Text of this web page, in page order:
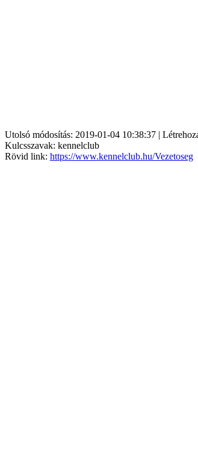
Utolsó módosítás: 2019-01-04 10:38:37 |
Kulcsszavak: kennelclub
Rövid link: https://www.kennelclub.hu/Vezetoseg